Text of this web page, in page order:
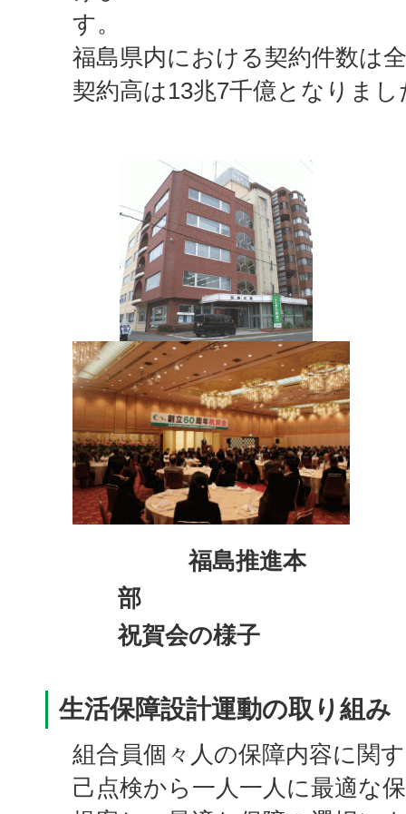
福島県内における契約件数は
契約高は13兆7千億となりま
福島推進本
祝賀会の様子
生活保障設計運動の取り組み
組合員個々人の保障内容に関
己点検から一人一人に最適な